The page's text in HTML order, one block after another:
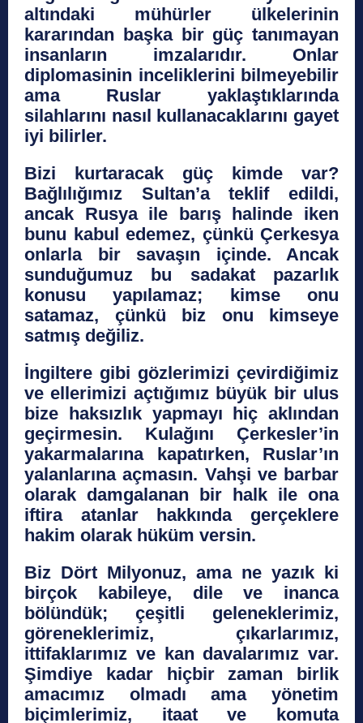
altındaki mühürler ülkelerinin
kararından başka bir güç tanımayan
insanların imzalarıdır. Onlar
diplomasinin inceliklerini bilmeyebilir
ama Ruslar yaklaştıklarında
silahlarını nasıl kullanacaklarını gayet
iyi bilirler.
Bizi kurtaracak güç kimde var?
Bağlılığımız Sultan’a teklif edildi,
ancak Rusya ile barış halinde iken
bunu kabul edemez, çünkü Çerkesya
onlarla bir savaşın içinde. Ancak
sunduğumuz bu sadakat pazarlık
konusu yapılamaz; kimse onu
satamaz, çünkü biz onu kimseye
satmış değiliz.
İngiltere gibi gözlerimizi çevirdiğimiz
ve ellerimizi açtığımız büyük bir ulus
bize haksızlık yapmayı hiç aklından
geçirmesin. Kulağını Çerkesler’in
yakarmalarına kapatırken, Ruslar’ın
yalanlarına açmasın. Vahşi ve barbar
olarak damgalanan bir halk ile ona
iftira atanlar hakkında gerçeklere
hakim olarak hüküm versin.
Biz Dört Milyonuz, ama ne yazık ki
birçok kabileye, dile ve inanca
bölündük; çeşitli geleneklerimiz,
göreneklerimiz, çıkarlarımız,
ittifaklarımız ve kan davalarımız var.
Şimdiye kadar hiçbir zaman birlik
amacımız olmadı ama yönetim
biçimlerimiz, itaat ve komuta